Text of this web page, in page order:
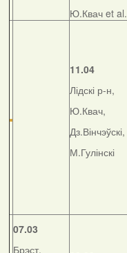
Ю.Квач et al.
11.04
Лідскі р-н,
Ю.Квач,
Дз.Вінчэўскі,
М.Гулінскі
07.03
Брэст,